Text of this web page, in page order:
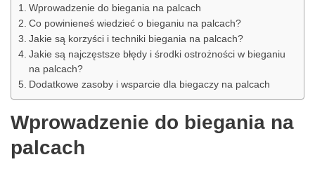
Wprowadzenie do biegania na palcach
Co powinieneś wiedzieć o bieganiu na palcach?
Jakie są korzyści i techniki biegania na palcach?
Jakie są najczęstsze błędy i środki ostrożności w bieganiu
na palcach?
Dodatkowe zasoby i wsparcie dla biegaczy na palcach
Wprowadzenie do biegania na
palcach